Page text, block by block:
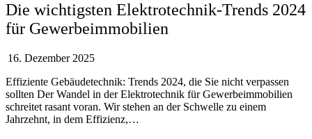
Die wichtigsten Elektrotechnik-Trends 2024
für Gewerbeimmobilien
16. Dezember 2025
Effiziente Gebäudetechnik: Trends 2024, die Sie nicht verpassen
sollten Der Wandel in der Elektrotechnik für Gewerbeimmobilien
schreitet rasant voran. Wir stehen an der Schwelle zu einem
Jahrzehnt, in dem Effizienz,…